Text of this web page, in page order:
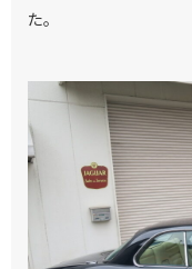
た。